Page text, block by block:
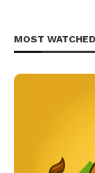
MOST WATCHED